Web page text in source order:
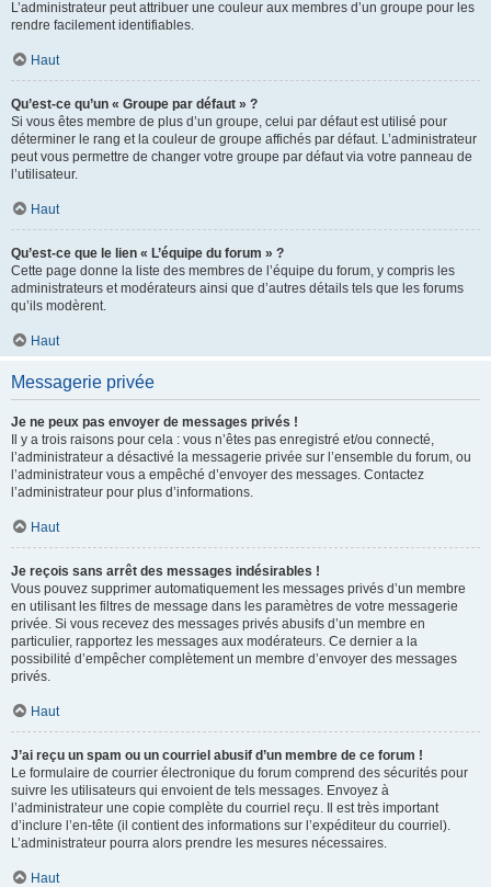
L’administrateur peut attribuer une couleur aux membres d’un groupe pour les
rendre facilement identifiables.
Haut
Qu’est-ce qu’un « Groupe par défaut » ?
Si vous êtes membre de plus d’un groupe, celui par défaut est utilisé pour
déterminer le rang et la couleur de groupe affichés par défaut. L’administrateur
peut vous permettre de changer votre groupe par défaut via votre panneau de
l’utilisateur.
Haut
Qu’est-ce que le lien « L’équipe du forum » ?
Cette page donne la liste des membres de l’équipe du forum, y compris les
administrateurs et modérateurs ainsi que d’autres détails tels que les forums
qu’ils modèrent.
Haut
Messagerie privée
Je ne peux pas envoyer de messages privés !
Il y a trois raisons pour cela : vous n’êtes pas enregistré et/ou connecté,
l’administrateur a désactivé la messagerie privée sur l’ensemble du forum, ou
l’administrateur vous a empêché d’envoyer des messages. Contactez
l’administrateur pour plus d’informations.
Haut
Je reçois sans arrêt des messages indésirables !
Vous pouvez supprimer automatiquement les messages privés d’un membre
en utilisant les filtres de message dans les paramètres de votre messagerie
privée. Si vous recevez des messages privés abusifs d’un membre en
particulier, rapportez les messages aux modérateurs. Ce dernier a la
possibilité d’empêcher complètement un membre d’envoyer des messages
privés.
Haut
J’ai reçu un spam ou un courriel abusif d’un membre de ce forum !
Le formulaire de courrier électronique du forum comprend des sécurités pour
suivre les utilisateurs qui envoient de tels messages. Envoyez à
l’administrateur une copie complète du courriel reçu. Il est très important
d’inclure l’en-tête (il contient des informations sur l’expéditeur du courriel).
L’administrateur pourra alors prendre les mesures nécessaires.
Haut